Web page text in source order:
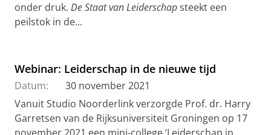
onder druk. De Staat van Leiderschapsteekt een
peilstok in de...
Webinar: Leiderschap in de nieuwe tijd
Datum:
30 november 2021
Vanuit Studio Noorderlink verzorgde Prof. dr. Harry
Garretsen van de Rijksuniversiteit Groningen op 17